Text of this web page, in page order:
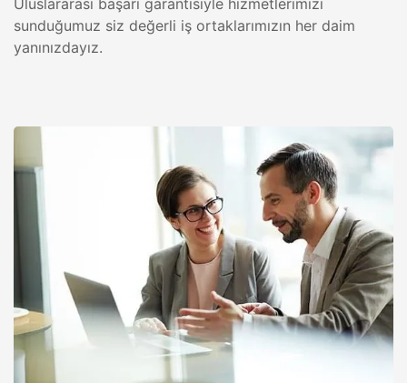
Uluslararası başarı garantisiyle hizmetlerimizi
sunduğumuz siz değerli iş ortaklarımızın her daim
yanınızdayız.